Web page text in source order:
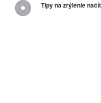
Tipy na zrýlenie